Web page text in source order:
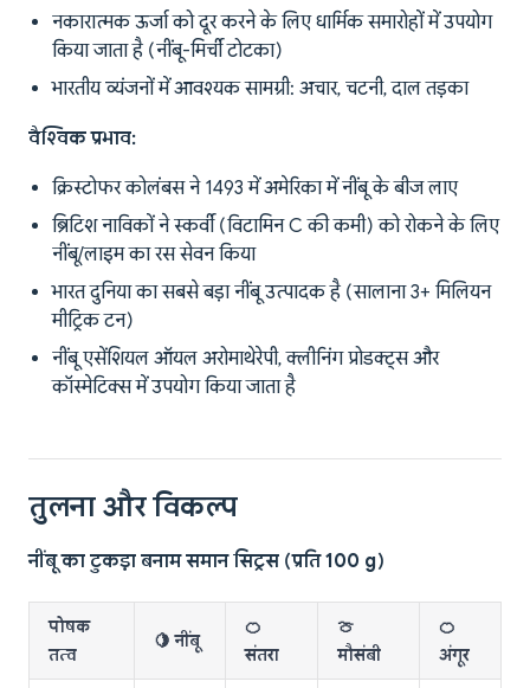
नकारात्मक ऊर्जा को दूर करने के लिए धार्मिक समारोहों में उपयोग
किया जाता है (नींबू-मिर्ची टोटका)
भारतीय व्यंजनों में आवश्यक सामग्री: अचार, चटनी, दाल तड़का
वैश्विक प्रभाव:
क्रिस्टोफर कोलंबस ने 1493 में अमेरिका में नींबू के बीज लाए
ब्रिटिश नाविकों ने स्कर्वी (विटामिन C की कमी) को रोकने के लिए
नींबू/लाइम का रस सेवन किया
भारत दुनिया का सबसे बड़ा नींबू उत्पादक है (सालाना 3+ मिलियन
मीट्रिक टन)
नींबू एसेंशियल ऑयल अरोमाथेरेपी, क्लीनिंग प्रोडक्ट्स और
कॉस्मेटिक्स में उपयोग किया जाता है
तुलना और विकल्प
नींबू का टुकड़ा बनाम समान सिट्रस (प्रति 100 g)
पोषक
तत्व
🍋 नींबू
🍊
संतरा
🍈
मौसंबी
🍊
अंगूर